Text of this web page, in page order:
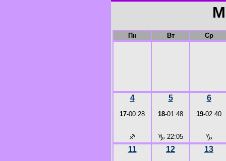
Пн Вт Ср
4
17-00:28
♐
5
18-01:48
♑ 22:05
6
19-02:40
♑
11 12 13